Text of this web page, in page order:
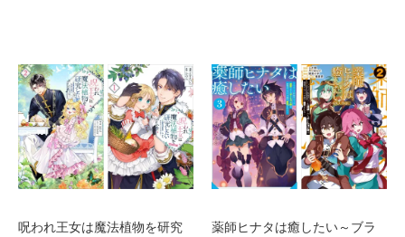
呪われ王女は魔法植物を研究
薬師ヒナタは癒したい～ブラ